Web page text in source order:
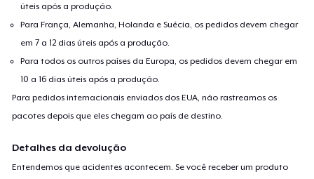
úteis após a produção.
Para França, Alemanha, Holanda e Suécia, os pedidos devem chegar
em 7 a 12 dias úteis após a produção.
Para todos os outros países da Europa, os pedidos devem chegar em
10 a 16 dias úteis após a produção.
Para pedidos internacionais enviados dos EUA, não rastreamos os
pacotes depois que eles chegam ao país de destino.
Detalhes da devolução
Entendemos que acidentes acontecem. Se você receber um produto